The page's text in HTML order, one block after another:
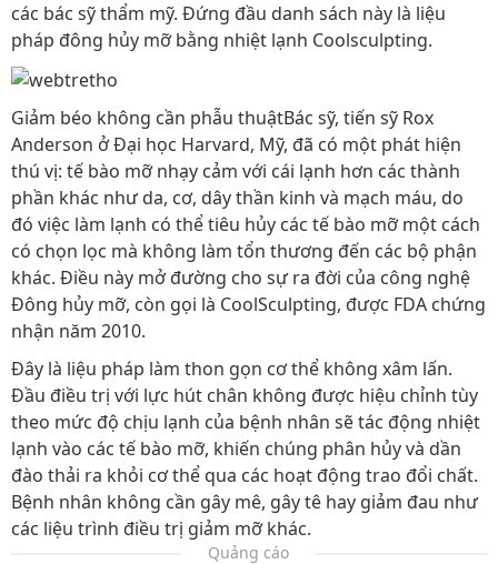
các bác sỹ thẩm mỹ. Đứng đầu danh sách này là liệu
pháp đông hủy mỡ bằng nhiệt lạnh Coolsculpting.
Giảm béo không cần phẫu thuậtBác sỹ, tiến sỹ Rox
Anderson ở Đại học Harvard, Mỹ, đã có một phát hiện
thú vị: tế bào mỡ nhạy cảm với cái lạnh hơn các thành
phần khác như da, cơ, dây thần kinh và mạch máu, do
đó việc làm lạnh có thể tiêu hủy các tế bào mỡ một cách
có chọn lọc mà không làm tổn thương đến các bộ phận
khác. Điều này mở đường cho sự ra đời của công nghệ
Đông hủy mỡ, còn gọi là CoolSculpting, được FDA chứng
nhận năm 2010.
Đây là liệu pháp làm thon gọn cơ thể không xâm lấn.
Đầu điều trị với lực hút chân không được hiệu chỉnh tùy
theo mức độ chịu lạnh của bệnh nhân sẽ tác động nhiệt
lạnh vào các tế bào mỡ, khiến chúng phân hủy và dần
đào thải ra khỏi cơ thể qua các hoạt động trao đổi chất.
Bệnh nhân không cần gây mê, gây tê hay giảm đau như
các liệu trình điều trị giảm mỡ khác.
Quảng cáo